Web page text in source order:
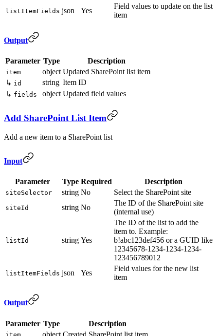
listItemFields json Yes
Field values to update on the list
item
Output
Parameter Type Description
item object Updated SharePoint list item
↳ id string Item ID
↳ fields object Updated field values
Add SharePoint List Item
Add a new item to a SharePoint list
Input
Parameter Type Required Description
siteSelector string No Select the SharePoint site
siteId string No
The ID of the SharePoint site
(internal use)
listId string Yes
The ID of the list to add the
item to. Example:
b!abc123def456 or a GUID like
12345678-1234-1234-1234-
123456789012
listItemFields json Yes
Field values for the new list
item
Output
Parameter Type Description
object Created SharePoint list item